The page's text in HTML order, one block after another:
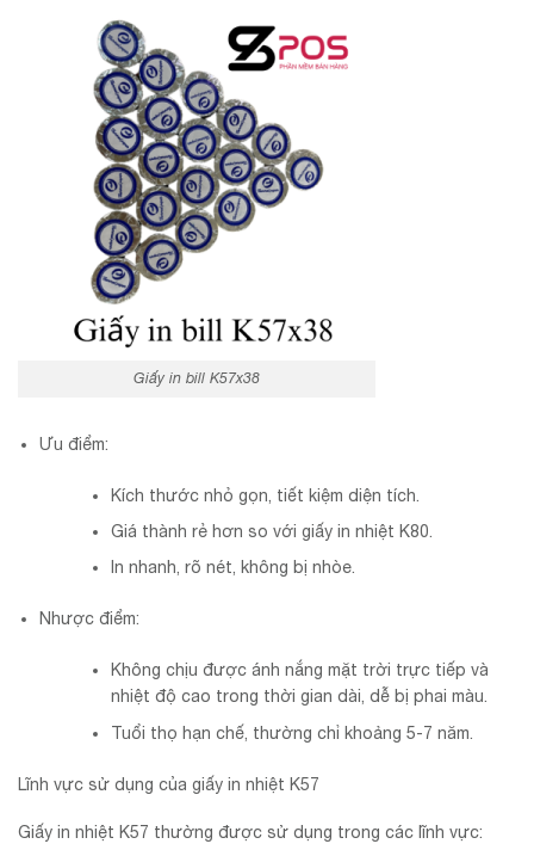
Giấy in bill K57x38
Ưu điểm:
Kích thước nhỏ gọn, tiết kiệm diện tích.
Giá thành rẻ hơn so với giấy in nhiệt K80.
In nhanh, rõ nét, không bị nhòe.
Nhược điểm:
Không chịu được ánh nắng mặt trời trực tiếp và
nhiệt độ cao trong thời gian dài, dễ bị phai màu.
Tuổi thọ hạn chế, thường chỉ khoảng 5-7 năm.
Lĩnh vực sử dụng của giấy in nhiệt K57
Giấy in nhiệt K57 thường được sử dụng trong các lĩnh vực: